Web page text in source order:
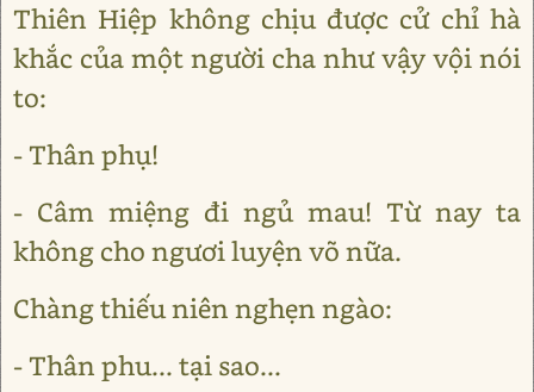
Thiên Hiệp không chịu được cử chỉ hà
khắc của một người cha như vậy vội nói
to:
- Thân phụ!
- Câm miệng đi ngủ mau! Từ nay ta
không cho ngươi luyện võ nữa.
Chàng thiếu niên nghẹn ngào:
- Thân phu... tại sao...